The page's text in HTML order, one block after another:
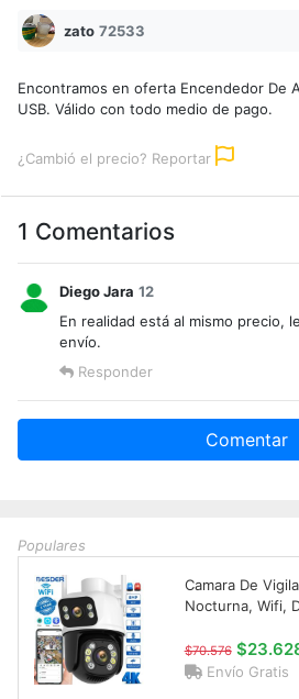
zato 72533
Encontramos en oferta Encendedor De
USB. Válido con todo medio de pago.
¿Cambió el precio? Reportar
1 Comentarios
Diego Jara 12
En realidad está al mismo precio,
envío.
Responder
Comentar
Populares
Camara De
Nocturna, Wifi,
$70.576
Envío Gratis